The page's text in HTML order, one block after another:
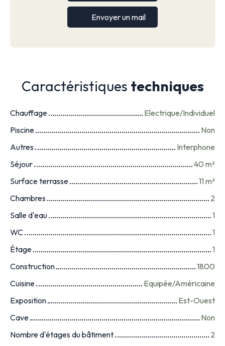
Envoyer un mail
Caractéristiques techniques
Chauffage
Electrique/Individuel
Piscine
Non
Autres
Interphone
Séjour
40 m²
Surface terrasse
11m²
Chambres
2
Salle d'eau
1
WC
1
Étage
1
Construction
1800
Cuisine
Equipée/Américaine
Exposition
Est-Ouest
Cave
Non
Nombre d'étages du bâtiment
2